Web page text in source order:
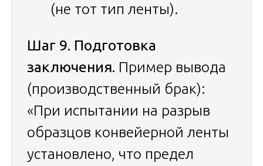
(не тот тип ленты).
Шаг 9. Подготовка
заключения. Пример вывода
(производственный брак):
«При испытании на разрыв
образцов конвейерной ленты
установлено, что предел